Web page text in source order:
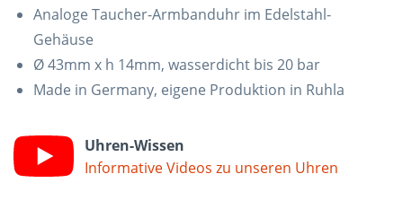
Analoge Taucher-Armbanduhr im Edelstahl-
Gehäuse
Ø 43mm x h 14mm, wasserdicht bis 20 bar
Made in Germany, eigene Produktion in Ruhla
Uhren-Wissen
Informative Videos zu unseren Uhren